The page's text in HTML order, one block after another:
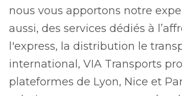
nous vous apportons notre
aussi, des services dédiés à
l'express, la distribution le
international, VIA Transports
plateformes de Lyon, Nice et